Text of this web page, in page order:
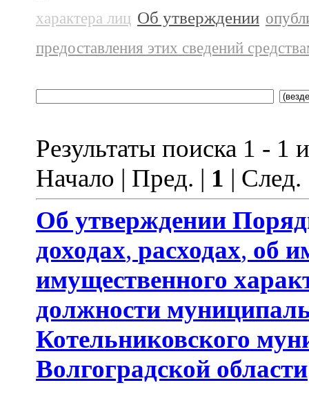
характера лиц Об утверждении
предоставления этих сведений
Результаты поиска 1 - 1
Начало | Пред. | 1 |
Об утверждении
доходах, расходах, об
имущественного
должности
Котельниковского
Волгоградской области